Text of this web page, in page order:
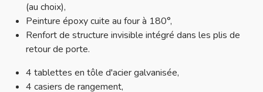
(au choix),
Peinture époxy cuite au four à 180°,
Renfort de structure invisible intégré dans les plis de
retour de porte.
4 tablettes en tôle d'acier galvanisée,
4 casiers de rangement,